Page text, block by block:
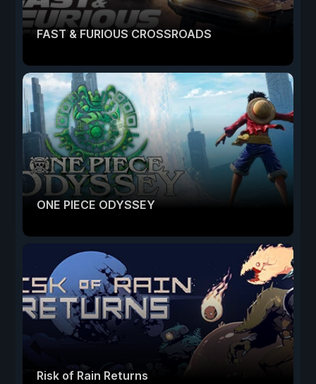
FAST & FURIOUS CROSSROADS
ONE PIECE ODYSSEY
Risk of Rain Returns